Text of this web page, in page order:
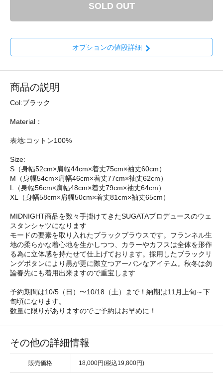
SOLD OUT
オプションの値段詳細
商品の説明
Col:ブラック
Material：
表地:コットン100%
Size:
S（身幅52cm×肩幅44cm×着丈75cm×袖丈60cm）
M（身幅54cm×肩幅46cm×着丈77cm×袖丈62cm）
L（身幅56cm×肩幅48cm×着丈79cm×袖丈64cm）
XL（身幅58cm×肩幅50cm×着丈81cm×袖丈65cm）
MIDNIGHT商品を数々手掛けてきたSUGATAプロデュースのウェ
スタンシャツになります
モードの要素を取り入れたブラックブラウスです。フランネル生
地の柔らかな着心地を生かしつつ、カラーやカフスは全体を形作
る為に立体感を持たせて仕上げております。採用したブラックリ
ングボタンにより黒が更に際立つアーバンなアイテム。秋冬は勿
論春先にも着用出来ますので重宝します
予約期間は10/5（日）〜10/18（土）まで！納期は11月上旬～下
旬頃になります。
数量に限りがありますのでご予約はお早めに！
その他の詳細情報
販売価格 18,000円(税込19,800円)